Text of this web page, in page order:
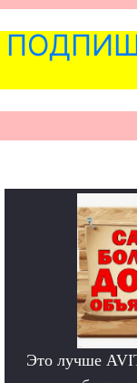
Это лучше